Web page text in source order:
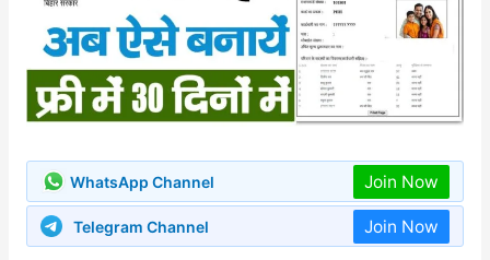
WhatsApp Channel Join Now
Telegram Channel Join Now